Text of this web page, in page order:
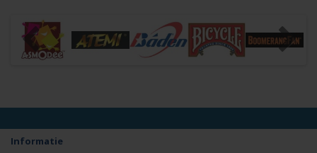
Informatie